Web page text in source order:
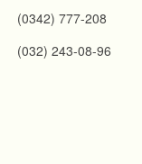
(0342) 777-208
(032) 243-08-96